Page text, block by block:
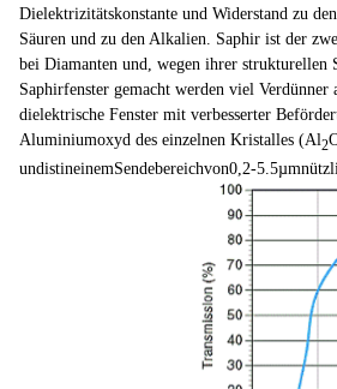
Dielektrizitätskonstante und Widerstand zu
Säuren und zu den Alkalien. Saphir ist der
bei Diamanten und, wegen ihrer strukturellen
Saphirfenster gemacht werden viel Verdünner
dielektrische Fenster mit verbesserter
Aluminiumoxyd des einzelnen Kristalles (Al2
undistineinemSendebereichvon0,2-